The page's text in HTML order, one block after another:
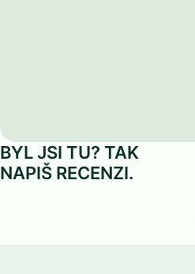
BYL JSI TU? TAK
NAPIŠ RECENZI.